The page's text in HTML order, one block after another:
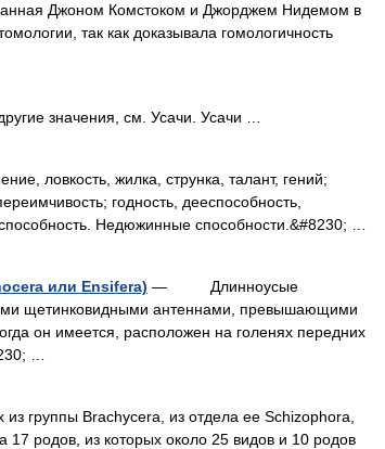
Джоном Комстоком и Джорджем Нидемом в
так как доказывала гомологичность
значения, см. Усачи. Усачи …
ловкость, жилка, струнка, талант, гений;
годность, дееспособность,
Недюжинные способности.&#8230; …
или Ensifera) — Длинноусые
щетинковидными антеннами, превышающими
он имеется, расположен на голенях передних
…
группы Brachycera, из отдела ее Schizophora,
17 родов, из которых около 25 видов и 10 родов